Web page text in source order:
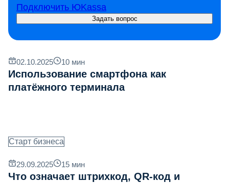
Подключить ЮKassa
Задать вопрос
02.10.2025 10 мин
Использование смартфона как
платёжного терминала
Старт бизнеса
29.09.2025 15 мин
Что означает штрихкод, QR‐код и